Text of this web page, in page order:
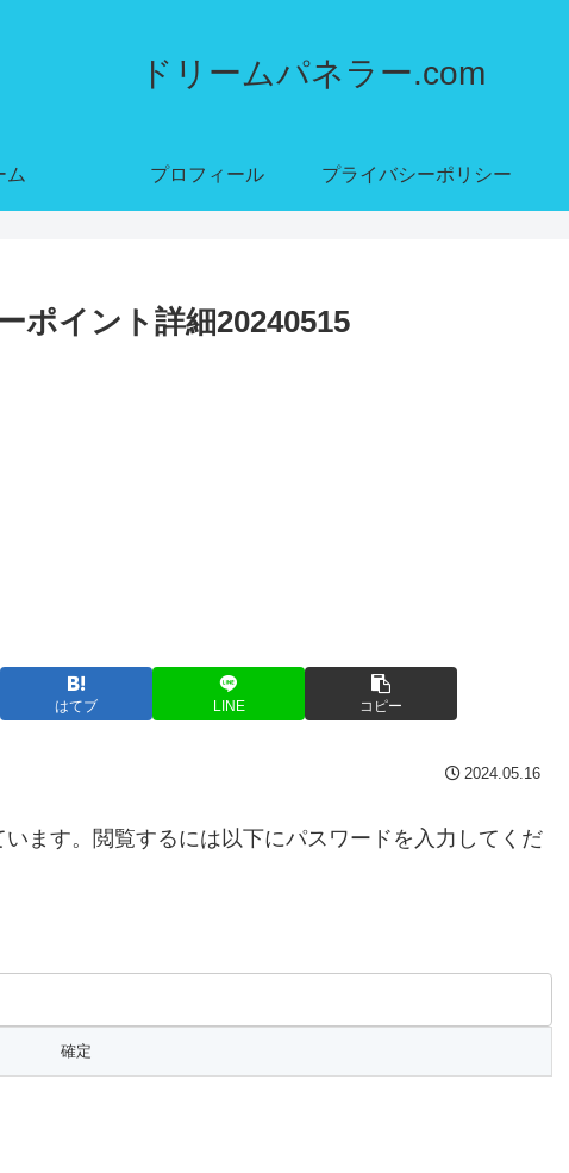
ドリームパネラー.com
ム プロフィール プライバシーポリシー
イント詳細20240515
はてブ LINE コピー
2024.05.16
ます。閲覧するには以下にパスワードを入力してくだ